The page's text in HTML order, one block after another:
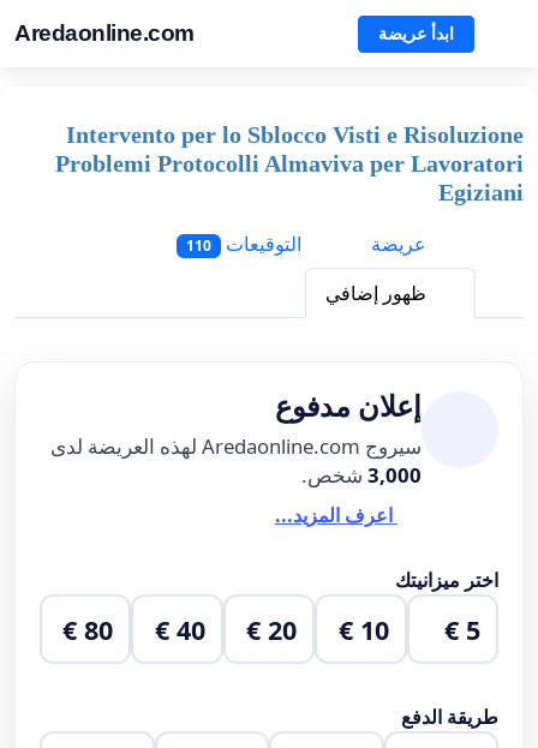
Aredaonline.com ابدأ عريضة
Intervento per lo Sblocco Visti e Risoluzione
Problemi Protocolli Almaviva per Lavoratori
Egiziani
عريضة
التوقيعات 110
ظهور إضافي
إعلان مدفوع
سيروج Aredaonline.com لهذه العريضة لدى
3,000 شخص.
اعرف المزيد...
اختر ميزانيتك
5 €
10 €
20 €
40 €
80 €
طريقة الدفع